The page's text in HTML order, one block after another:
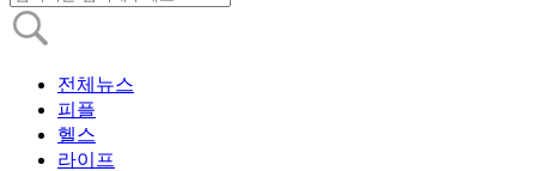
전체뉴스
피플
헬스
라이프